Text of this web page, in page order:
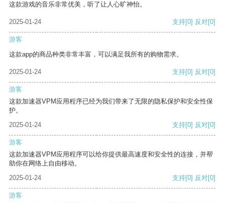
这款游戏的音乐非常优美，听了让人心旷神怡。
2025-01-24 支持[0] 反对[0]
游客
这款app的商品种类非常丰富，可以满足我所有的购物需求。
2025-01-24 支持[0] 反对[0]
游客
这款加速器VPM应用程序已经为我们带来了无限的隐私保护和安全性保
护。
2025-01-24
支持[0] 反对[0]
游客
这款加速器VPM应用程序可以给你提供最高速度和安全性的连接，并帮
助你在网络上自由移动。
2025-01-24
支持[0] 反对[0]
游客